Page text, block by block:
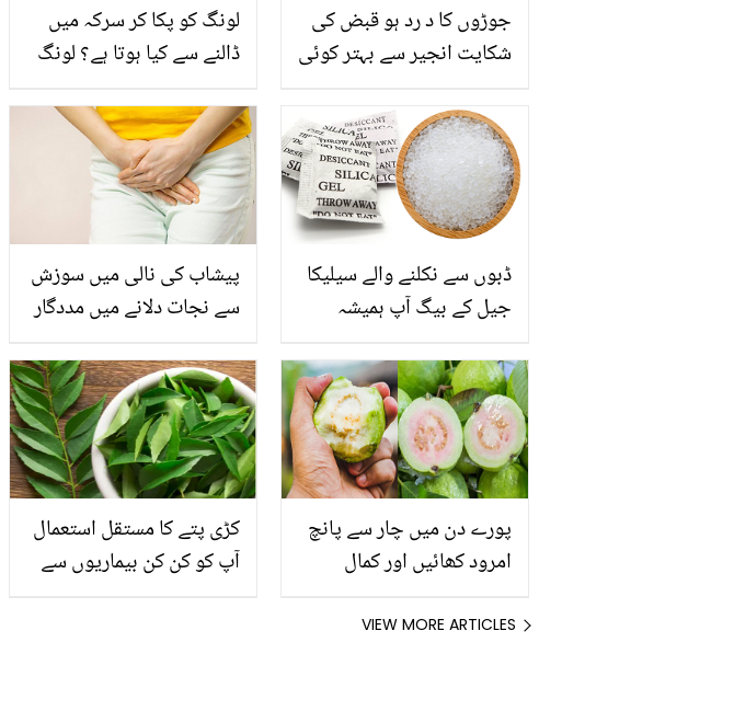
لونگ کو پکا کر سرکہ میں
ڈالنے سے کیا ہوتا ہے؟ لونگ
جو آپ کے بھی ہزاروں روپے
بچا سکتا ہے
جوڑوں کا د رد ہو قبض کی
شکایت انجیر سے بہتر کوئی
بیماریوں سے نجات کے لئے
کیسے استعمال کیا جائے
پیشاب کی نالی میں سوزش
سے نجات دلانے میں مددگار
ڈبوں سے نکلنے والے سیلیکا
جیل کے بیگ آپ ہمیشہ
ہیں، مگر ان کے چند ایسے
ناقابل یقین فوائد جو شاید
ہی کسی کو معلوم ہوں
کڑی پتے کا مستقل استعمال
آپ کو کن کن بیماریوں سے
پورے دن میں چار سے پانچ
امرود کھائیں اور کمال
فوائد
VIEW MORE ARTICLES